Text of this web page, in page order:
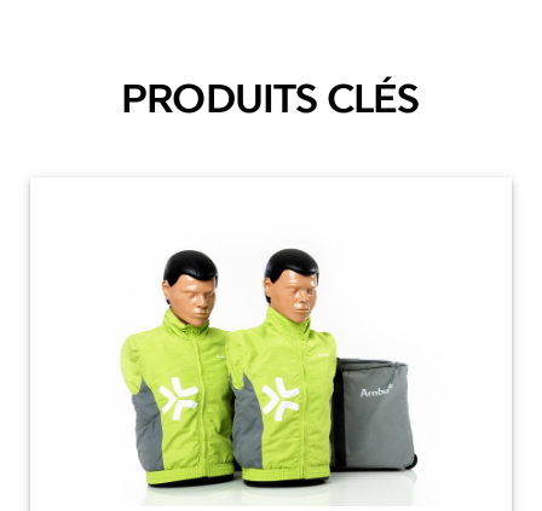
PRODUITS CLÉS